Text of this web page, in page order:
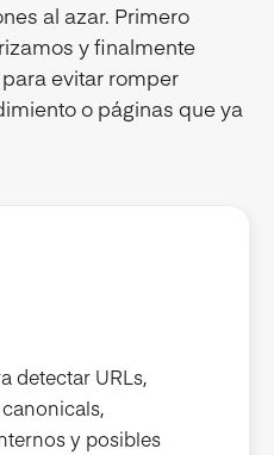
al azar. Primero
y finalmente
evitar romper
o páginas que ya
detectar URLs,
y posibles